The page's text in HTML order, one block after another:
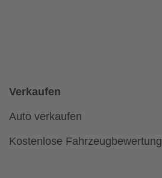
Verkaufen
Auto verkaufen
Kostenlose Fahrzeugbewertung